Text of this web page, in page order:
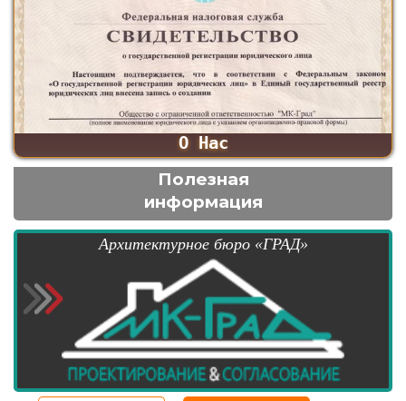
О Нас
Полезная
информация
Архитектурное бюро «ГРАД»